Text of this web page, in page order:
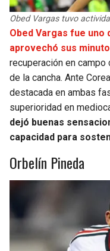
Obed Vargas tuvo
Obed Vargas fue uno
aprovechó sus
recuperación en
de la cancha. Ante
destacada en ambas
superioridad en
dejó buenas
capacidad para
Orbelín Pineda